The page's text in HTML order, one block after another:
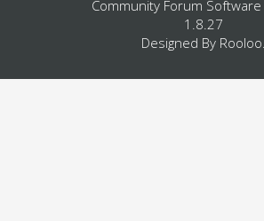
Community Forum
1.8.27
Designed By Rooloo.